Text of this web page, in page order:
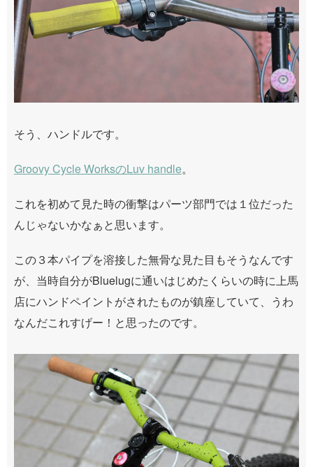
そう、ハンドルです。
Groovy Cycle WorksのLuv handle。
これを初めて見た時の衝撃はパーツ部門では１位だった
んじゃないかなぁと思います。
この３本パイプを溶接した無骨な見た目もそうなんです
が、当時自分がBluelugに通いはじめたくらいの時に上馬
店にハンドペイントがされたものが鎮座していて、うわ
なんだこれすげー！と思ったのです。